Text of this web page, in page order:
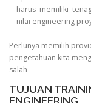
harus memiliki
nilai engineering
Perlunya memilih
pengetahuan kita
salah
TUJUAN